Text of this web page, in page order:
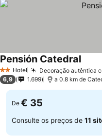
2 Estrelas
Hotel Decoração autêntica
Pensión CatedralVer
6,9 1.699 a 0.8 km de
De € 35
Consulte os preços de 11